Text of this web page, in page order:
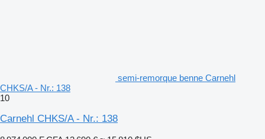
semi-remorque benne Carnehl
CHKS/A - Nr.: 138
10
Carnehl CHKS/A - Nr.: 138